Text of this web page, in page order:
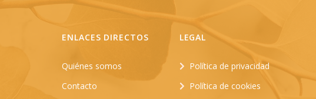
ENLACES DIRECTOS
Quiénes somos
Contacto
LEGAL
Política de privacidad
Política de cookies